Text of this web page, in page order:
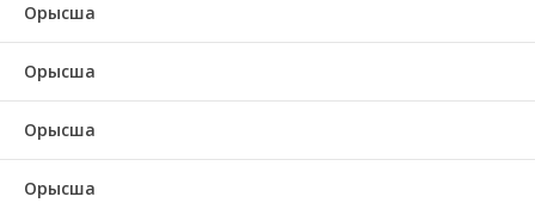
Орысша
Орысша
Орысша
Орысша